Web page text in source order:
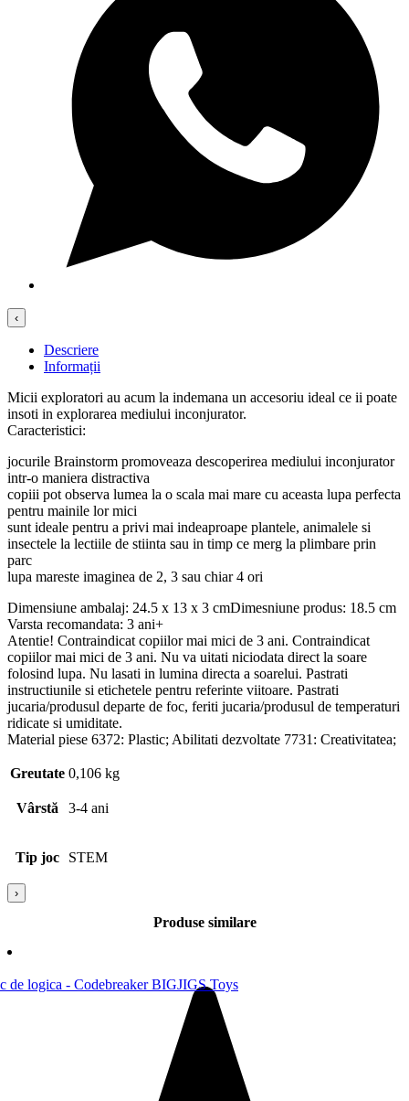
‹
Descriere
Informații
Micii exploratori au acum la indemana un accesoriu ideal ce ii poate
insoti in explorarea mediului inconjurator.
Caracteristici:
jocurile Brainstorm promoveaza descoperirea mediului inconjurator
intr-o maniera distractiva
copiii pot observa lumea la o scala mai mare cu aceasta lupa perfecta
pentru mainile lor mici
sunt ideale pentru a privi mai indeaproape plantele, animalele si
insectele la lectiile de stiinta sau in timp ce merg la plimbare prin
parc
lupa mareste imaginea de 2, 3 sau chiar 4 ori
Dimensiune ambalaj: 24.5 x 13 x 3 cmDimesniune produs: 18.5 cm
Varsta recomandata: 3 ani+
Atentie! Contraindicat copiilor mai mici de 3 ani. Contraindicat
copiilor mai mici de 3 ani. Nu va uitati niciodata direct la soare
folosind lupa. Nu lasati in lumina directa a soarelui. Pastrati
instructiunile si etichetele pentru referinte viitoare. Pastrati
jucaria/produsul departe de foc, feriti jucaria/produsul de temperaturi
ridicate si umiditate.
Material piese 6372: Plastic; Abilitati dezvoltate 7731: Creativitatea;
Greutate 0,106 kg
Vârstă 3-4 ani
Tip joc STEM
›
Produse similare